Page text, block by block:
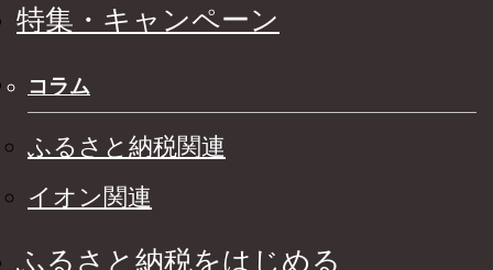
特集・キャンペーン
コラム
ふるさと納税関連
イオン関連
ふるさと納税をはじめる